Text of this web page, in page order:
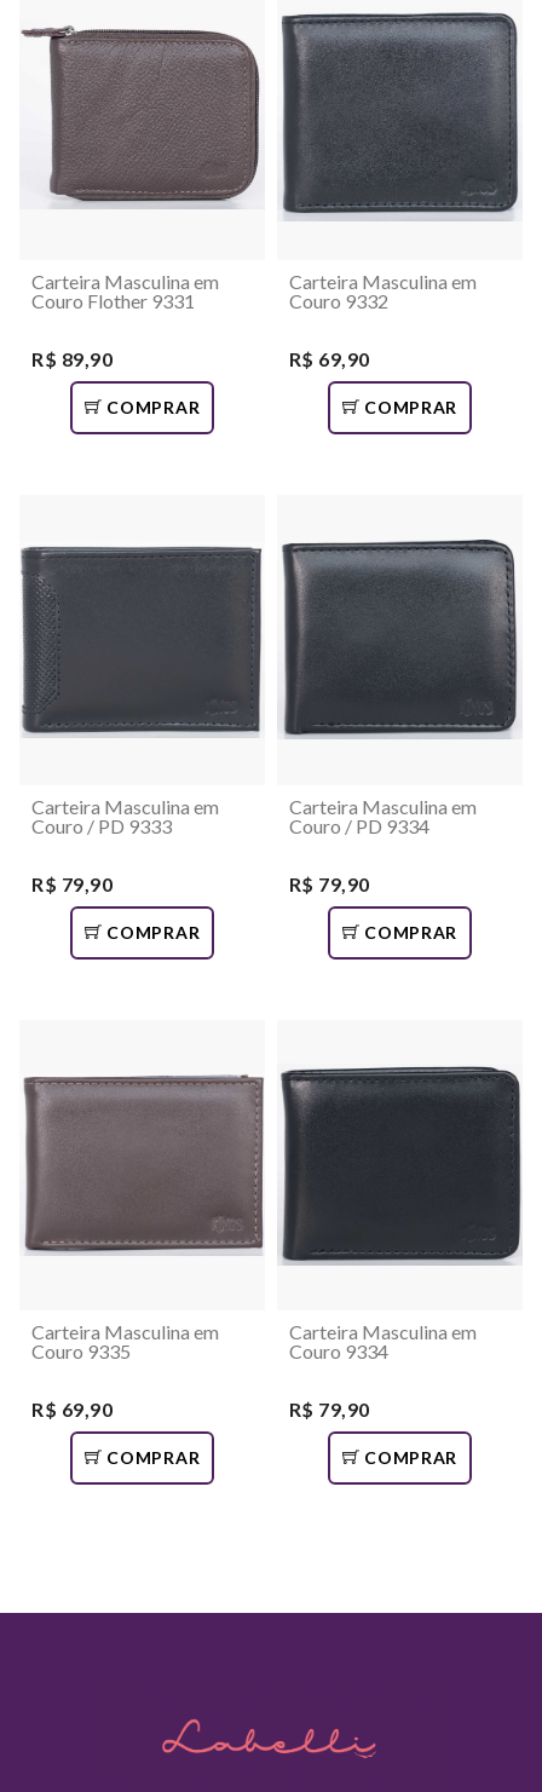
Carteira Masculina em
Couro Flother 9331
R$ 89,90
COMPRAR
Carteira Masculina em
Couro 9332
R$ 69,90
COMPRAR
Carteira Masculina em
Couro / PD 9333
R$ 79,90
COMPRAR
Carteira Masculina em
Couro / PD 9334
R$ 79,90
COMPRAR
Carteira Masculina em
Couro 9335
R$ 69,90
COMPRAR
Carteira Masculina em
Couro 9334
R$ 79,90
COMPRAR